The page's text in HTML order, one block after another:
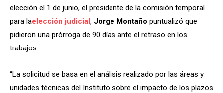
elección el 1 de junio, el presidente de la comisión temporal
para laelección judicial , Jorge Montaño puntualizó que
pidieron una prórroga de 90 días ante el retraso en los
trabajos.
“La solicitud se basa en el análisis realizado por las áreas y
unidades técnicas del Instituto sobre el impacto de los plazos